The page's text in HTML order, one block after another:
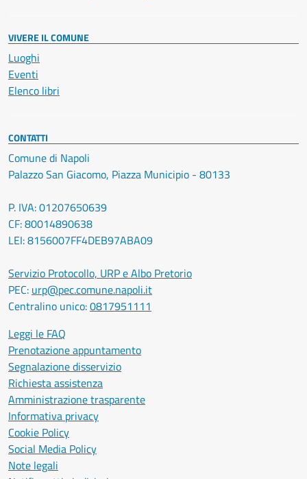
VIVERE IL COMUNE
Luoghi
Eventi
Elenco libri
CONTATTI
Comune di Napoli
Palazzo San Giacomo, Piazza Municipio - 80133
P. IVA: 01207650639
CF: 80014890638
LEI: 8156007FF4DEB97ABA09
Servizio Protocollo, URP e Albo Pretorio
PEC: urp@pec.comune.napoli.it
Centralino unico:0817951111
Leggi le FAQ
Prenotazione appuntamento
Segnalazione disservizio
Richiesta assistenza
Amministrazione trasparente
Informativa privacy
Cookie Policy
Social Media Policy
Note legali